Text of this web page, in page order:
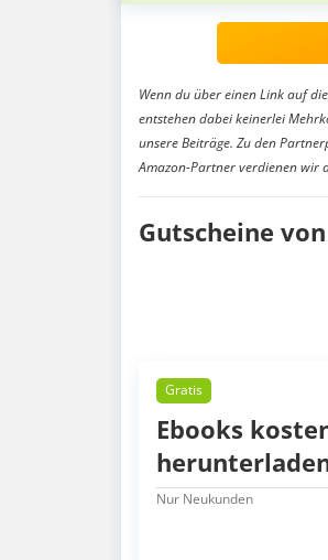
Wenn du über einen Link auf
entstehen dabei keinerlei
unsere Beiträge. Zu den
Amazon-Partner verdienen wir
Gutscheine
Gratis
Ebooks
Nur Neukunden